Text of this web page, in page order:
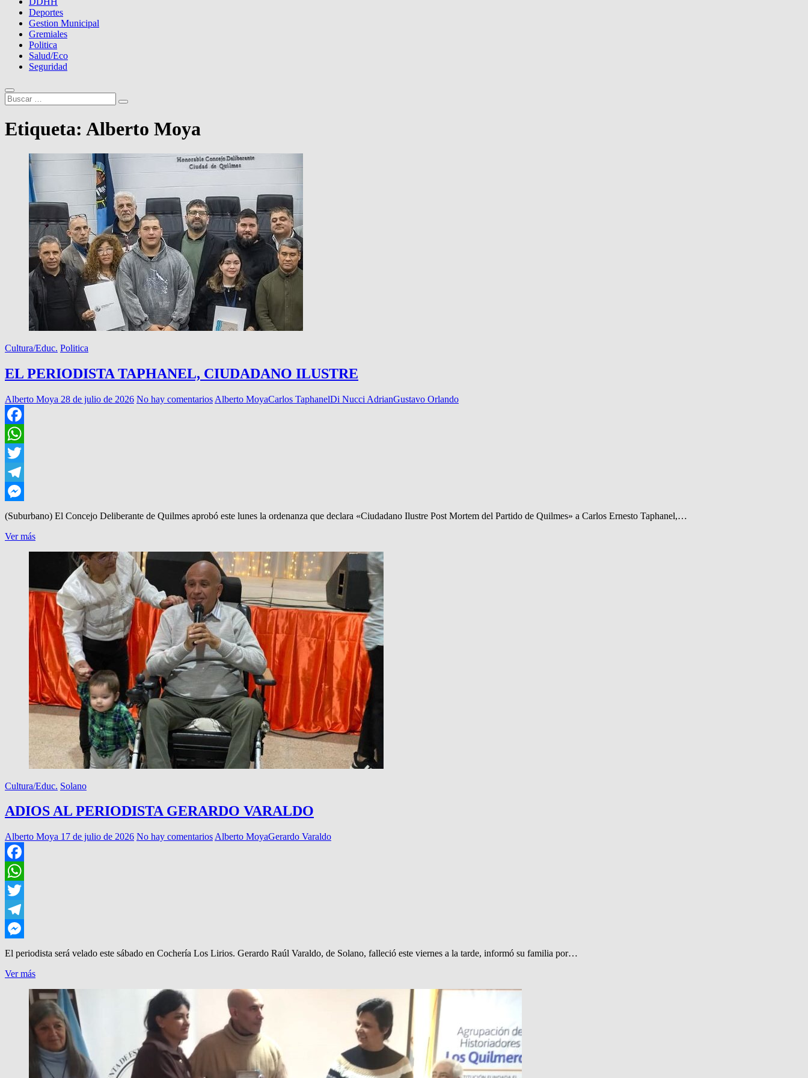
Deportes
Gestion Municipal
Gremiales
Politica
Salud/Eco
Seguridad
Buscar
…
Etiqueta: Alberto Moya
Cultura/Educ. Politica
EL PERIODISTA TAPHANEL, CIUDADANO ILUSTRE
Alberto Moya 28 de julio de 2026 No hay comentarios Alberto MoyaCarlos TaphanelDi Nucci AdrianGustavo Orlando
Facebook
WhatsApp
Twitter
Telegram
Messenger
(Suburbano) El Concejo Deliberante de Quilmes aprobó este lunes la ordenanza que declara «Ciudadano Ilustre Post Mortem del Partido de Quilmes» a Carlos Ernesto Taphanel,…
Ver másEL
TAPHANEL,
CIUDADANO
ILUSTRE
Cultura/Educ. Solano
ADIOS AL PERIODISTA GERARDO VARALDO
Alberto Moya 17 de julio de 2026 No hay comentarios Alberto MoyaGerardo Varaldo
Facebook
WhatsApp
Twitter
Telegram
Messenger
El periodista será velado este sábado en Cochería Los Lirios. Gerardo Raúl Varaldo, de Solano, falleció este viernes a la tarde, informó su familia por…
Ver másADIOS
PERIODISTA
GERARDO
VARALDO